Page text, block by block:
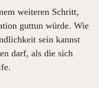
weiteren Schritt,
guttun würde. Wie
sein kannst
darf, als die sich